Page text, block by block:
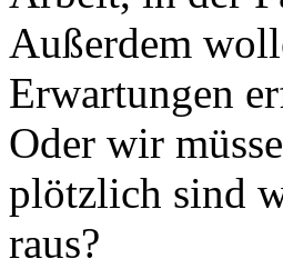
Außerdem
Erwartungen
Oder wir
plötzlich sind
raus?